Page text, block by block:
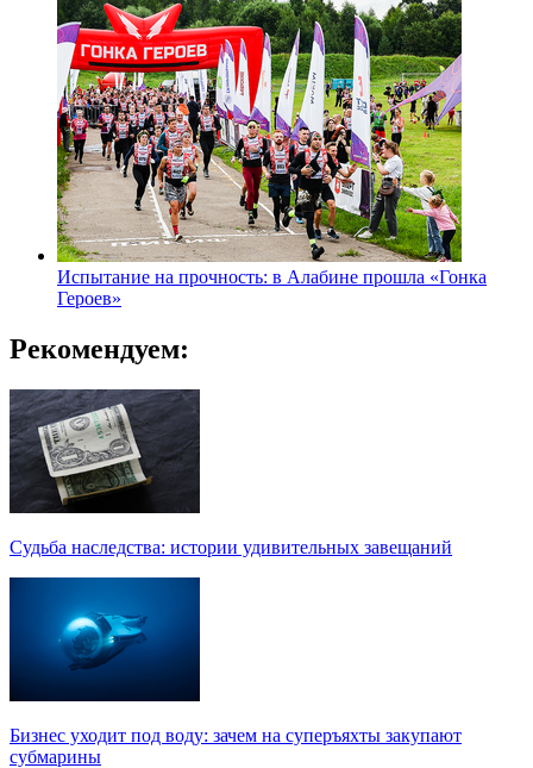
Испытание на прочность: в Алабине прошла «Гонка
Героев»
Рекомендуем:
Судьба наследства: истории удивительных завещаний
Бизнес уходит под воду: зачем на суперъяхты закупают
субмарины